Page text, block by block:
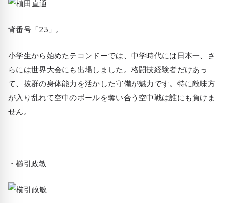
背番号「23」。
小学生から始めたテコンドーでは、中学時代には日本一、さ
らには世界大会にも出場しました。格闘技経験者だけあっ
て、抜群の身体能力を活かした守備が魅力です。特に敵味方
が入り乱れて空中のボールを奪い合う空中戦は誰にも負けま
せん。
・櫛引政敏